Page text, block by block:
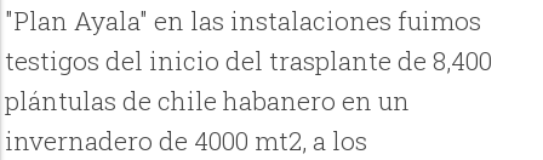
"Plan Ayala" en las instalaciones fuimos
testigos del inicio del trasplante de 8,400
plántulas de chile habanero en un
invernadero de 4000 mt2, a los